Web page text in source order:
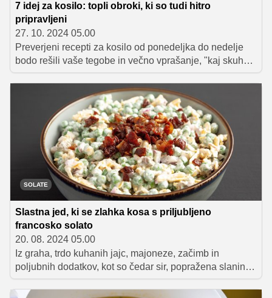
7 idej za kosilo: topli obroki, ki so tudi hitro
pripravljeni
27. 10. 2024 05.00
Preverjeni recepti za kosilo od ponedeljka do nedelje
bodo rešili vaše tegobe in večno vprašanje, "kaj skuhati
danes".
SOLATE
Slastna jed, ki se zlahka kosa s priljubljeno
francosko solato
20. 08. 2024 05.00
Iz graha, trdo kuhanih jajc, majoneze, začimb in
poljubnih dodatkov, kot so čedar sir, popražena slanina
in nasekljana rdeča čebula, skorajda v hipu pripravimo
solato, ki je lahko samostojna jed ali pa izvrstna priloga